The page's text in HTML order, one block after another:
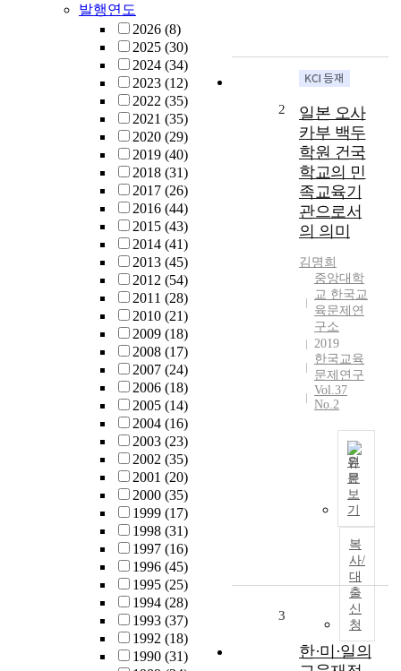
발행연도
2026 (8)
2025 (30)
2024 (34)
2023 (12)
2022 (35)
2021 (35)
2020 (29)
2019 (40)
2018 (31)
2017 (26)
2016 (44)
2015 (43)
2014 (41)
2013 (45)
2012 (54)
2011 (28)
2010 (21)
2009 (18)
2008 (17)
2007 (24)
2006 (18)
2005 (14)
2004 (16)
2003 (23)
2002 (35)
2001 (20)
2000 (35)
1999 (17)
1998 (31)
1997 (16)
1996 (45)
1995 (25)
1994 (28)
1993 (37)
1992 (18)
1990 (31)
과
2
일본 오사
카부 백두
학원 건국
학교의 민
족교육기
관으로서
의 의미
김명희
중앙대학
교 한국교
육문제연
구소
2019
한국교육
문제연구
Vol.37
No.2
원
문
보
기
복
사/
대
출
신
청
3
한·미·일의